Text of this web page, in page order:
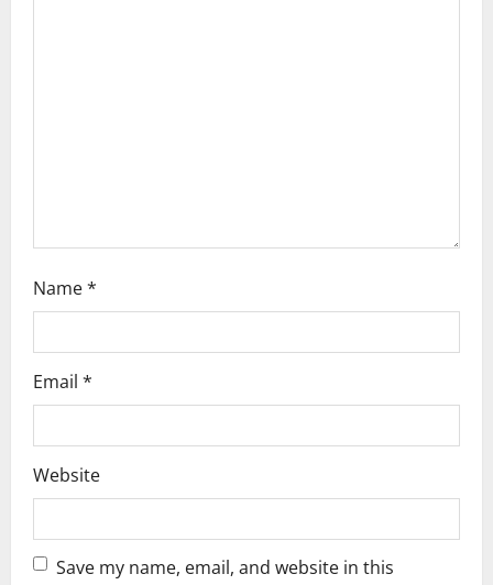
Name*
Email *
Website
Save my name, email, and website in this